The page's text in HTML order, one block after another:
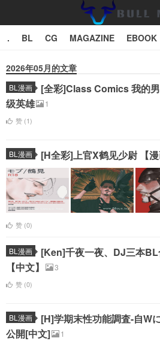
Bull Man斗
. BL CG MAGAZINE EBOOK
vector TXT
2026年05月的文章
BL漫画
[全彩]Class Comics 我的
级英雄
1
赞 (1)
BL漫画 [H全彩]上官X鹤见少尉 【漫
赞 (0)
BL漫画
[Ken]千夜一夜、DJ三本
【中文】
3
赞 (0)
BL漫画
[H]学期末性功能調査-自W
公開[中文]
1